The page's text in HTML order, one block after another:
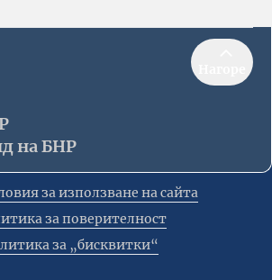
на БНР
за използване на сайта
за поверителност
за „бисквитки“